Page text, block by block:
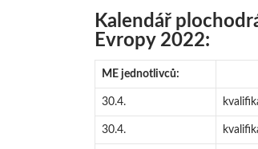
Kalendář
Evropy 2022:
ME jednotlivců:
30.4.
30.4.